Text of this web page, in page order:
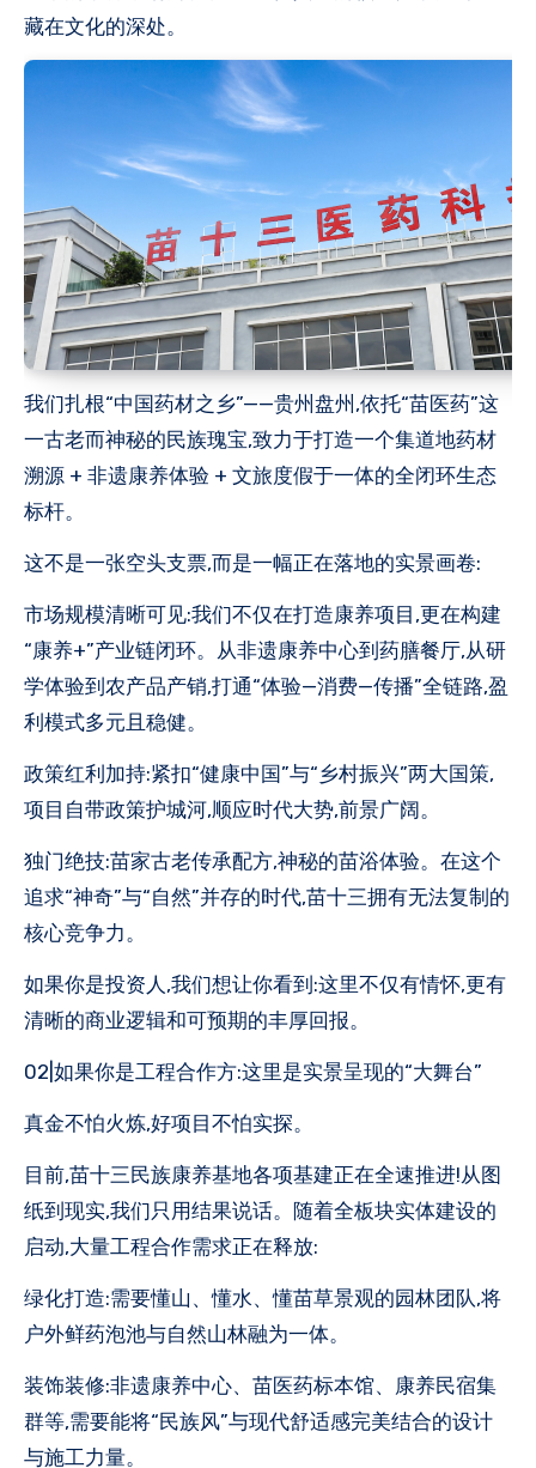
藏在文化的深处。
我们扎根“中国药材之乡”——贵州盘州,依托“苗医药”这
一古老而神秘的民族瑰宝,致力于打造一个集道地药材
溯源 + 非遗康养体验 + 文旅度假于一体的全闭环生态
标杆。
这不是一张空头支票,而是一幅正在落地的实景画卷:
市场规模清晰可见:我们不仅在打造康养项目,更在构建
“康养+”产业链闭环。从非遗康养中心到药膳餐厅,从研
学体验到农产品产销,打通“体验—消费—传播”全链路,盈
利模式多元且稳健。
政策红利加持:紧扣“健康中国”与“乡村振兴”两大国策,
项目自带政策护城河,顺应时代大势,前景广阔。
独门绝技:苗家古老传承配方,神秘的苗浴体验。在这个
追求“神奇”与“自然”并存的时代,苗十三拥有无法复制的
核心竞争力。
如果你是投资人,我们想让你看到:这里不仅有情怀,更有
清晰的商业逻辑和可预期的丰厚回报。
02|如果你是工程合作方:这里是实景呈现的“大舞台”
真金不怕火炼,好项目不怕实探。
目前,苗十三民族康养基地各项基建正在全速推进!从图
纸到现实,我们只用结果说话。随着全板块实体建设的
启动,大量工程合作需求正在释放:
绿化打造:需要懂山、懂水、懂苗草景观的园林团队,将
户外鲜药泡池与自然山林融为一体。
装饰装修:非遗康养中心、苗医药标本馆、康养民宿集
群等,需要能将“民族风”与现代舒适感完美结合的设计
与施工力量。